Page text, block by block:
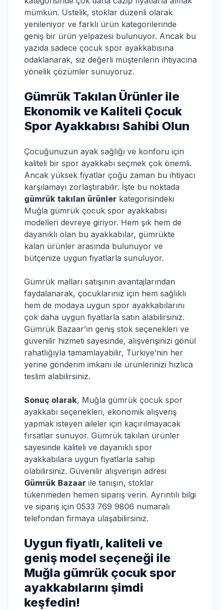
mümkün. Üstelik, stoklar düzenli olarak
yenileniyor ve farklı ürün kategorilerinde
geniş bir ürün yelpazesi bulunuyor. Ancak bu
yazıda sadece çocuk spor ayakkabısına
odaklanarak, siz değerli müşterilerin ihtiyacına
yönelik çözümler sunuyoruz.
Gümrük Takılan Ürünler ile
Ekonomik ve Kaliteli Çocuk
Spor Ayakkabısı Sahibi Olun
Çocuğunuzun ayak sağlığı ve konforu için
kaliteli bir spor ayakkabı seçmek çok önemli.
Ancak yüksek fiyatlar çoğu zaman bu ihtiyacı
karşılamayı zorlaştırabilir. İşte bu noktada
gümrük takılan ürünler kategorisindeki
Muğla gümrük çocuk spor ayakkabısı
modelleri devreye giriyor. Hem şık hem de
dayanıklı olan bu ayakkabılar, gümrükte
kalan ürünler arasında bulunuyor ve
bütçenize uygun fiyatlarla sunuluyor.
Gümrük malları satışının avantajlarından
faydalanarak, çocuklarınız için hem sağlıklı
hem de modaya uygun spor ayakkabılarını
çok daha uygun fiyatlarla satın alabilirsiniz.
Gümrük Bazaar’ın geniş stok seçenekleri ve
güvenilir hizmeti sayesinde, alışverişinizi gönül
rahatlığıyla tamamlayabilir, Türkiye’nin her
yerine gönderim imkanı ile ürünlerinizi hızlıca
teslim alabilirsiniz.
Sonuç olarak, Muğla gümrük çocuk spor
ayakkabı seçenekleri, ekonomik alışveriş
yapmak isteyen aileler için kaçırılmayacak
fırsatlar sunuyor. Gümrük takılan ürünler
sayesinde kaliteli ve dayanıklı spor
ayakkabılara uygun fiyatlarla sahip
olabilirsiniz. Güvenilir alışverişin adresi
Gümrük Bazaar ile tanışın, stoklar
tükenmeden hemen sipariş verin. Ayrıntılı bilgi
ve sipariş için 0533 769 9806 numaralı
telefondan firmaya ulaşabilirsiniz.
Uygun fiyatlı, kaliteli ve
geniş model seçeneği ile
Muğla gümrük çocuk spor
ayakkabılarını şimdi
keşfedin!